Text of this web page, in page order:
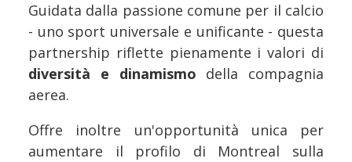
Guidata dalla passione comune per il calcio
- uno sport universale e unificante - questa
partnership riflette pienamente i valori di
diversità e dinamismo della compagnia
aerea.
Offre inoltre un'opportunità unica per
aumentare il profilo di Montreal sulla